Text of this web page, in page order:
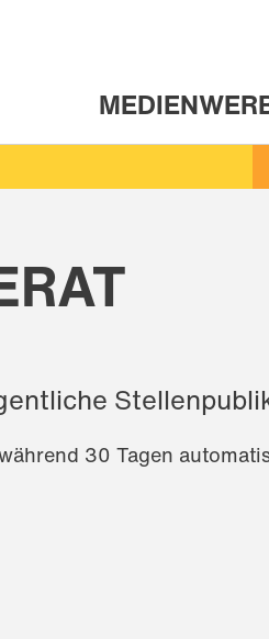
HAUPTNAVIGATION
MEDIEN
30 Tagen